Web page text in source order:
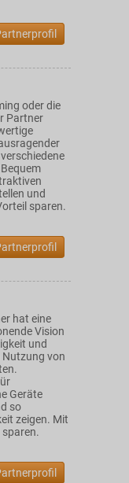
oder die
Partner
und
sparen.
hat eine
Vision
und
von
Geräte
so
zeigen. Mit
sparen.